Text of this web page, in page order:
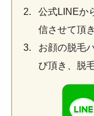
公式LINEか
信させて頂
お顔の脱毛
び頂き、脱